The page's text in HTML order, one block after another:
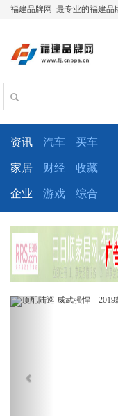
福建品牌网_最专业的福建品
资讯 汽车 买车
家居 财经 收藏
企业 游戏 综合
Previous